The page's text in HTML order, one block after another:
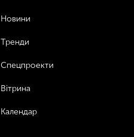
Новини
Тренди
Спецпроекти
Вітрина
Календар